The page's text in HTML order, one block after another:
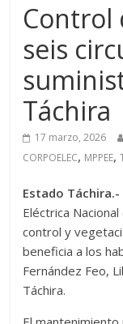
Control
seis
Táchira
17 marzo, 2026
CORPOELEC, MPPEE,
Estado Táchira.-
Eléctrica
control y
beneficia a los
Fernández Feo,
Táchira.